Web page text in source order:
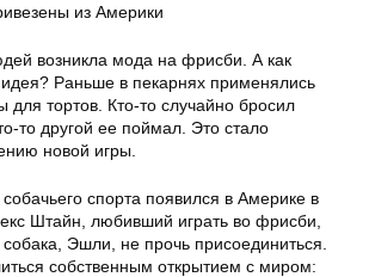
из Америки
возникла мода на фрисби. А как
Раньше в пекарнях применялись
тортов. Кто-то случайно бросил
то другой ее поймал. Это стало
новой игры.
спорта появился в Америке в
Штайн, любивший играть во фрисби,
собака, Эшли, не прочь присоединиться.
собственным открытием с миром: